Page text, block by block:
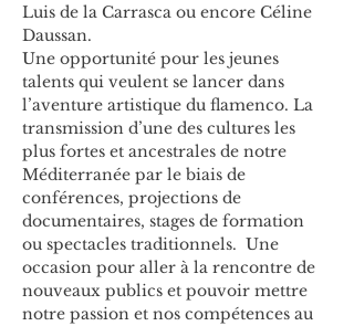
Luis de la Carrasca ou encore Céline
Daussan.
Une opportunité pour les jeunes
talents qui veulent se lancer dans
l’aventure artistique du flamenco. La
transmission d’une des cultures les
plus fortes et ancestrales de notre
Méditerranée par le biais de
conférences, projections de
documentaires, stages de formation
ou spectacles traditionnels.  Une
occasion pour aller à la rencontre de
nouveaux publics et pouvoir mettre
notre passion et nos compétences au